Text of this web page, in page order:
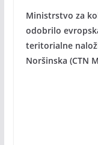
Ministrstvo za
odobrilo
teritorialne
Noršinska (CTN